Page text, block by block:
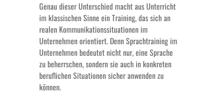
Genau dieser Unterschied macht aus Unterricht
im klassischen Sinne ein Training, das sich an
realen Kommunikationssituationen im
Unternehmen orientiert. Denn Sprachtraining im
Unternehmen bedeutet nicht nur, eine Sprache
zu beherrschen, sondern sie auch in konkreten
beruflichen Situationen sicher anwenden zu
können.